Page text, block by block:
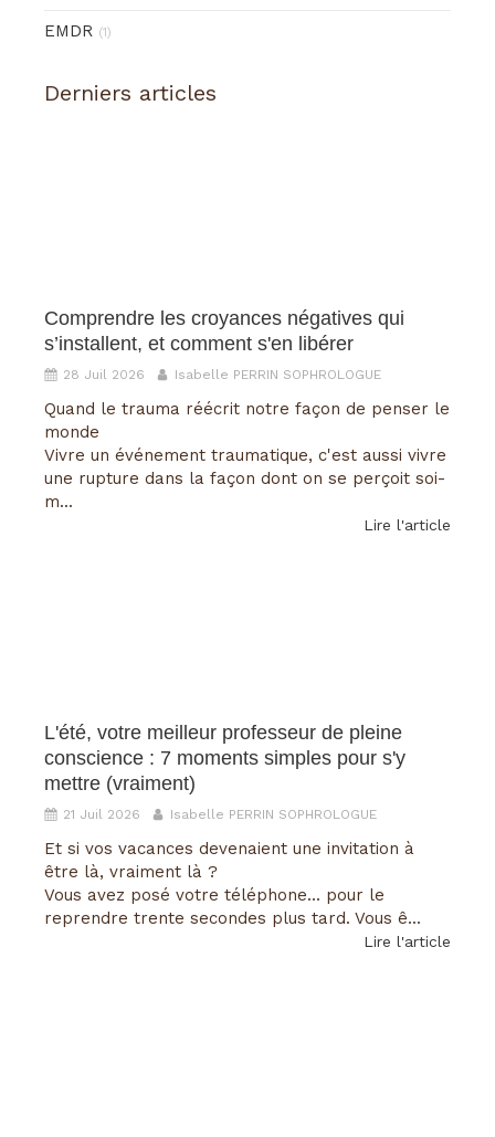
EMDR (1)
Derniers articles
Comprendre les croyances négatives qui
s’installent, et comment s'en libérer
28 Juil 2026 Isabelle PERRIN SOPHROLOGUE
Quand le trauma réécrit notre façon de penser le
monde
Vivre un événement traumatique, c'est aussi vivre
une rupture dans la façon dont on se perçoit soi-
m...
Lire l'article
L'été, votre meilleur professeur de pleine
conscience : 7 moments simples pour s'y
mettre (vraiment)
21 Juil 2026 Isabelle PERRIN SOPHROLOGUE
Et si vos vacances devenaient une invitation à
être là, vraiment là ?
Vous avez posé votre téléphone... pour le
reprendre trente secondes plus tard. Vous ê...
Lire l'article